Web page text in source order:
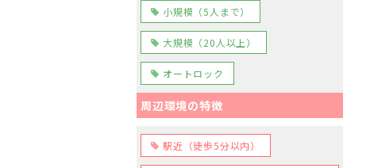
小規模（5人まで）
大規模（20人以上）
オートロック
周辺環境の特徴
駅近（徒歩5分以内）